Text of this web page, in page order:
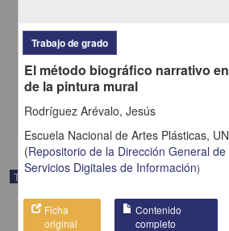
Arte y misión de la educadora
Rangel F., Esperanza
1935
Artes y Humanidades
Trabajo de grado
Trabajo de grado
El método biográfico narrativo
de la pintura mural
Rodríguez Arévalo, Jesús
Escuela Nacional de Artes Plásticas,
(Repositorio de la Dirección General
Servicios Digitales de Información)
Ficha
original
Contenido
completo